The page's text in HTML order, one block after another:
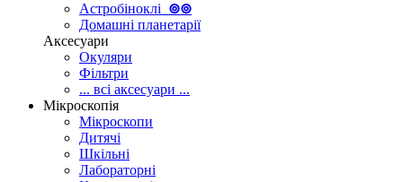
Астробіноклі ⊚⊚
Домашні планетарії
Аксесуари
Окуляри
Фільтри
... всі аксесуари ...
Мікроскопія
Мікроскопи
Дитячі
Шкільні
Лабораторні